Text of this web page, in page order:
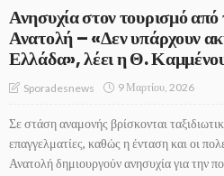
Ανησυχία στον τουρισμό
Ανατολή – «Δεν υπάρχουν
Ελλάδα», λέει η Θ.
Sporadesnews 9 Μαρτίου, 2026
Σε στάση αναμονής βρίσκονται
επαγγελματίες, καθώς η ένταση και οι
Ανατολή δημιουργούν ανησυχία για την